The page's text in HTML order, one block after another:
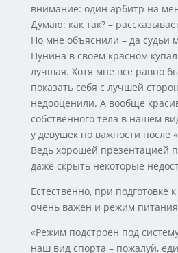
внимание: один арбитр на
Думаю: как так? –
Но мне объяснили – да судьи
Пунина в своем красном
лучшая. Хотя мне все равно
показать себя с лучшей
недооценили. А вообще
собственного тела в нашем
у девушек по важности
Ведь хорошей презентацией
даже скрыть некоторые
Естественно, при подготовке
очень важен и режим
«Режим подстроен под
наш вид спорта – пожалуй,